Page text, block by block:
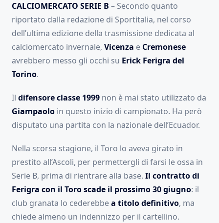
CALCIOMERCATO SERIE B – Secondo quanto
riportato dalla redazione di Sportitalia, nel corso
dell’ultima edizione della trasmissione dedicata al
calciomercato invernale, Vicenza e Cremonese
avrebbero messo gli occhi su Erick Ferigra del
Torino.
Il difensore classe 1999 non è mai stato utilizzato da
Giampaolo in questo inizio di campionato. Ha però
disputato una partita con la nazionale dell’Ecuador.
Nella scorsa stagione, il Toro lo aveva girato in
prestito all’Ascoli, per permettergli di farsi le ossa in
Serie B, prima di rientrare alla base. Il contratto di
Ferigra con il Toro scade il prossimo 30 giugno: il
club granata lo cederebbea titolo definitivo, ma
chiede almeno un indennizzo per il cartellino.